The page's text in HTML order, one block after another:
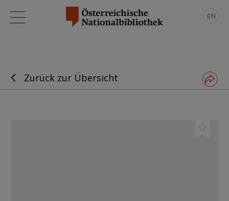
EN
Zurück zur Übersicht